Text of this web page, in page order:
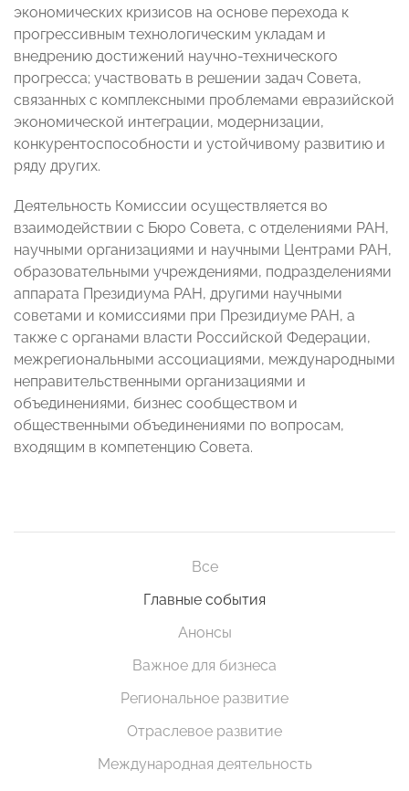
экономических кризисов на основе перехода к
прогрессивным технологическим укладам и
внедрению достижений научно-технического
прогресса; участвовать в решении задач Совета,
связанных с комплексными проблемами евразийской
экономической интеграции, модернизации,
конкурентоспособности и устойчивому развитию и
ряду других.
Деятельность Комиссии осуществляется во
взаимодействии с Бюро Совета, с отделениями РАН,
научными организациями и научными Центрами РАН,
образовательными учреждениями, подразделениями
аппарата Президиума РАН, другими научными
советами и комиссиями при Президиуме РАН, а
также с органами власти Российской Федерации,
межрегиональными ассоциациями, международными
неправительственными организациями и
объединениями, бизнес сообществом и
общественными объединениями по вопросам,
входящим в компетенцию Совета.
Все
Главные события
Анонсы
Важное для бизнеса
Региональное развитие
Отраслевое развитие
Международная деятельность